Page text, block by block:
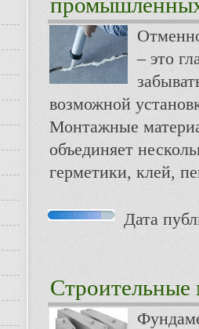
– это
возможной
Монтажные
объединяет
герметики, клей,
Дата
Строительные